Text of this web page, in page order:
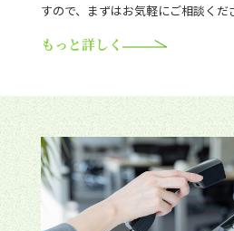
すので、まずはお気軽にご相談くだ
もっと詳しく